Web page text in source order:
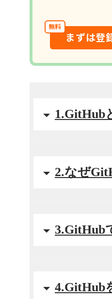
無料
まずは登
1.GitHub
2.なぜ
3.GitHub
4.GitHub